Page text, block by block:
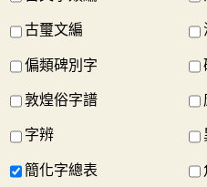
古璽文編
偏類碑別字
敦煌俗字譜
字辨
簡化字總表